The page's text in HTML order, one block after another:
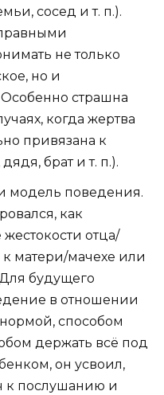
сосед и т. п.).
не только
но и
страшна
когда жертва
привязана к
брат и т. п.).
модель поведения.
как
отца/
матери/мачехе или
будущего
в отношении
способом
держать всё под
он усвоил,
к послушанию и